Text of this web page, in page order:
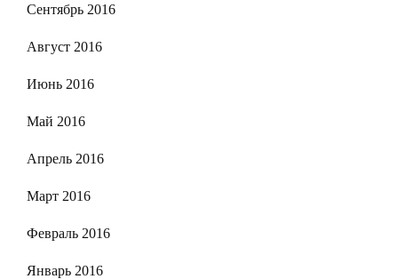
Сентябрь 2016
Август 2016
Июнь 2016
Май 2016
Апрель 2016
Март 2016
Февраль 2016
Январь 2016